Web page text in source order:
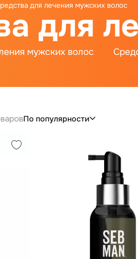
для лечения мужских волос
для
мужских волос
По популярности